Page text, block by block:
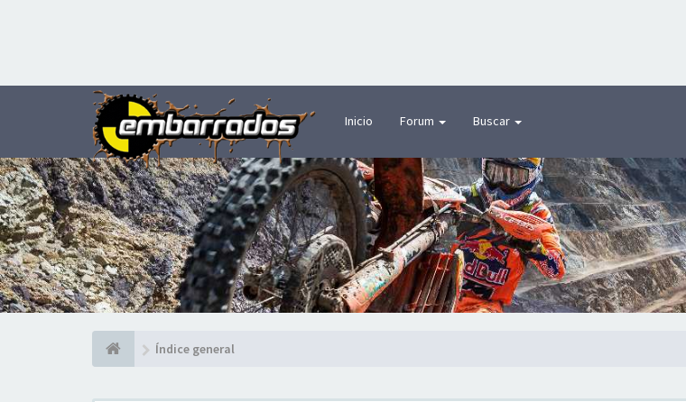
Inicio Forum Buscar
Índice general